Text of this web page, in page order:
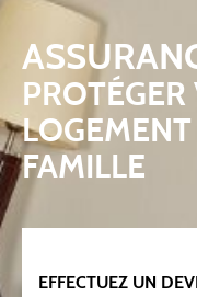
FAMILLE
EFFECTUEZ UN